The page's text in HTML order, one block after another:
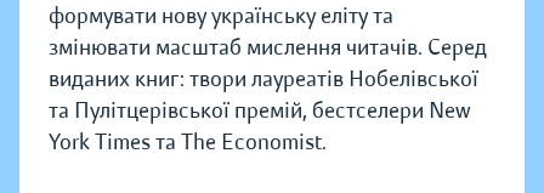
формувати нову українську еліту та
змінювати масштаб мислення читачів. Серед
виданих книг: твори лауреатів Нобелівської
та Пулітцерівської премій, бестселери New
York Times та The Economist.